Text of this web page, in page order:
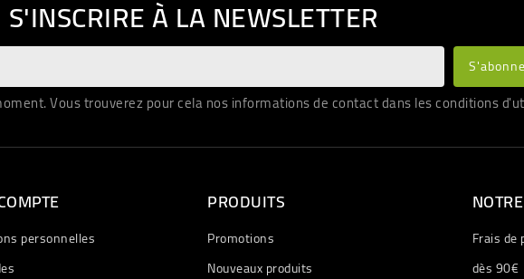
S'INSCRIRE À LA NEWSLETTER
Vous trouverez pour cela nos informations de contact dans les conditions
personnelles
PRODUITS
Promotions
Nouveaux produits
Frais
dès 90€